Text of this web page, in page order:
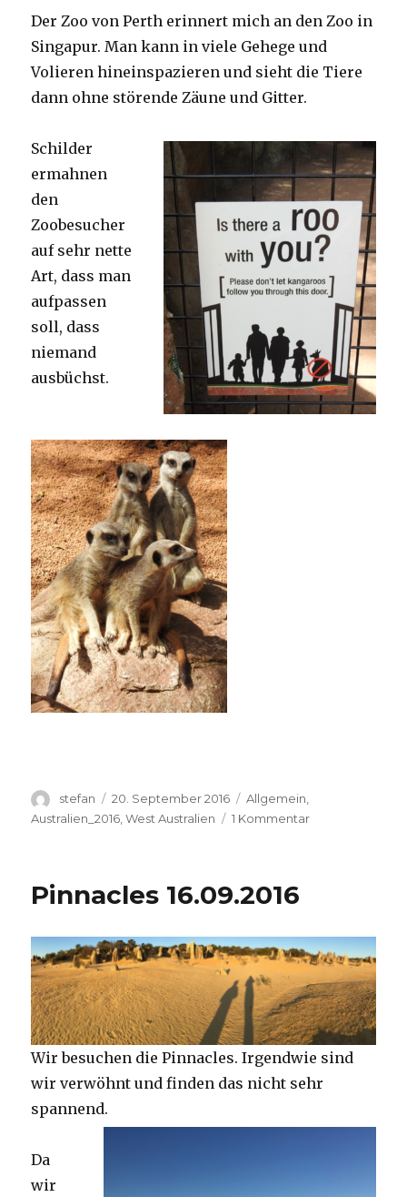
Perth
Der Zoo von Perth erinnert mich an den Zoo in
Singapur. Man kann in viele Gehege und
Volieren hineinspazieren und sieht die Tiere
dann ohne störende Zäune und Gitter.
Schilder
ermahnen
den
Zoobesucher
auf sehr nette
Art, dass man
aufpassen
soll, dass
niemand
ausbüchst.
Autor
stefan
Veröffentlicht
am
20. September 2016 Kategorien
Allgemein,
Australien_2016 ,West Australien 1 Kommentarzu
Pinnacles 16.09.2016
Wir besuchen die Pinnacles. Irgendwie sind
wir verwöhnt und finden das nicht sehr
spannend.
Da
wir